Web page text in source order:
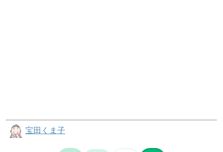
宝田くま子